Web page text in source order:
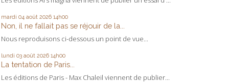
mardi 04 août 2026 14h00
Non, il ne fallait pas se réjouir de la...
Nous reproduisons ci-dessous un point de vue...
lundi 03 août 2026 14h00
La tentation de Paris...
Les éditions de Paris - Max Chaleil viennent de publier...